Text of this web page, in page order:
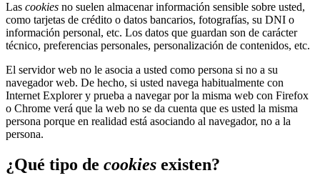
Las cookies no suelen almacenar información sensible sobre usted,
como tarjetas de crédito o datos bancarios, fotografías, su DNI o
información personal, etc. Los datos que guardan son de carácter
técnico, preferencias personales, personalización de contenidos, etc.
El servidor web no le asocia a usted como persona si no a su
navegador web. De hecho, si usted navega habitualmente con
Internet Explorer y prueba a navegar por la misma web con Firefox
o Chrome verá que la web no se da cuenta que es usted la misma
persona porque en realidad está asociando al navegador, no a la
persona.
¿Qué tipo de cookies existen?